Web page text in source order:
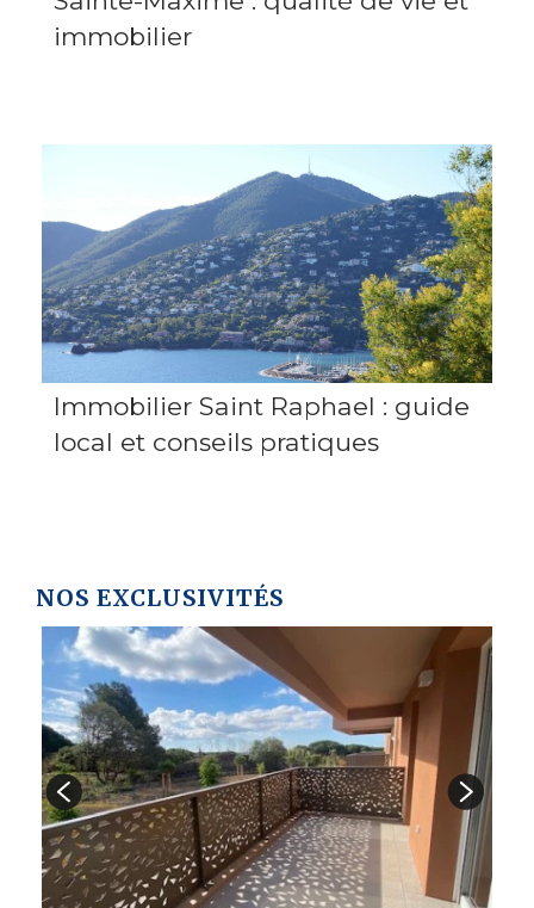
immobilier
Immobilier Saint Raphael : guide
local et conseils pratiques
NOS EXCLUSIVITÉS